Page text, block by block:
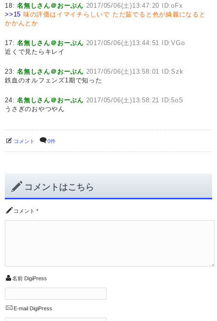
18:名無しさん＠おーぷん 2017/05/06(土)13:47:20 ID:oFx
>>15 味の評価はイマイチらしいで ただ茹でると色が綺麗になると
かかんとか
17:名無しさん＠おーぷん 2017/05/06(土)13:44:51 ID:VGo
近くで見たらキレイ
23:名無しさん＠おーぷん 2017/05/06(土)13:58:01 ID:Szk
鉄血のオルフェンズ1期で知った
24:名無しさん＠おーぷん 2017/05/06(土)13:58:21 ID:5oS
うさぎのおやつやん
コメント 0件
コメントはこちら
コメント *
名前 DigiPress
E-mail DigiPress